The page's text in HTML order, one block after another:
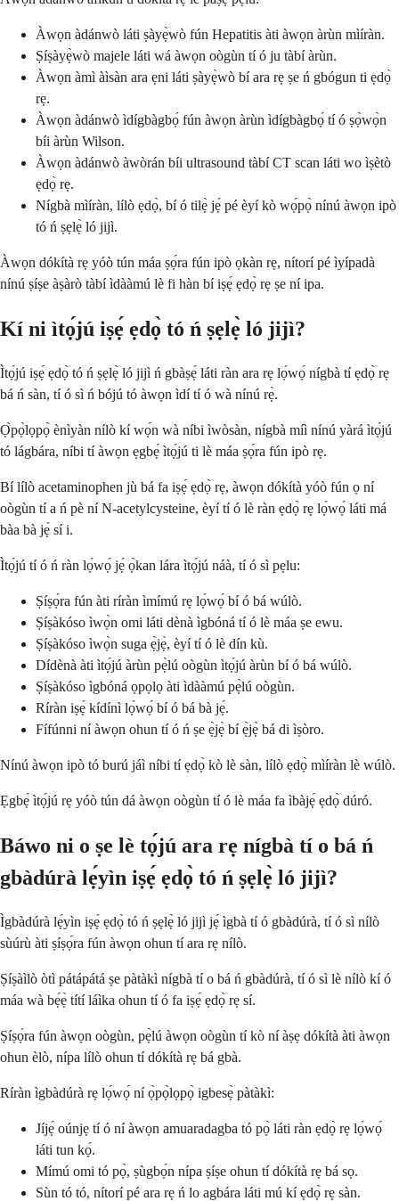
Àwọn àdánwò láti ṣàyẹ̀wò fún Hepatitis àti àwọn àrùn mìíràn.
Ṣíṣàyẹ̀wò majele láti wá àwọn oògùn tí ó ju tàbí àrùn.
Àwọn àmì àìsàn ara ẹni láti ṣàyẹ̀wò bí ara rẹ ṣe ń gbógun ti ẹdọ̀
rẹ.
Àwọn àdánwò ìdígbàgbọ́ fún àwọn àrùn ìdígbàgbọ́ tí ó ṣọ̀wọ̀n
bíi àrùn Wilson.
Àwọn àdánwò àwòrán bíi ultrasound tàbí CT scan láti wo ìṣètò
ẹdọ̀ rẹ.
Nígbà mìíràn, lílò ẹdọ̀, bí ó tilẹ̀ jẹ́ pé èyí kò wọ́pọ̀ nínú àwọn ipò
tó ń ṣẹlẹ̀ ló jijì.
Àwọn dókítà rẹ yóò tún máa ṣọ́ra fún ipò ọkàn rẹ, nítorí pé ìyípadà
nínú ṣíṣe àṣàrò tàbí ìdààmú lè fi hàn bí iṣẹ́ ẹdọ̀ rẹ ṣe ní ipa.
Kí ni ìtọ́jú iṣẹ́ ẹdọ̀ tó ń ṣẹlẹ̀ ló jijì?
Ìtọ́jú iṣẹ́ ẹdọ̀ tó ń ṣẹlẹ̀ ló jijì ń gbàṣẹ́ láti ràn ara rẹ lọ́wọ́ nígbà tí ẹdọ̀ rẹ
bá ń sàn, tí ó sì ń bójú tó àwọn ìdí tí ó wà nínú rẹ̀.
Ọ̀pọ̀lọpọ̀ ènìyàn nílò kí wọ́n wà níbi ìwòsàn, nígbà míì nínú yàrá ìtọ́jú
tó lágbára, níbi tí àwọn ẹgbẹ́ ìtọ́jú ti lè máa ṣọ́ra fún ipò rẹ.
Bí lílò acetaminophen jù bá fa iṣẹ́ ẹdọ̀ rẹ, àwọn dókítà yóò fún ọ ní
oògùn tí a ń pè ní N-acetylcysteine, èyí tí ó lè ràn ẹdọ̀ rẹ lọ́wọ́ láti má
bàa bà jẹ́ sí i.
Ìtọ́jú tí ó ń ràn lọ́wọ́ jẹ́ ọ̀kan lára ìtọ́jú náà, tí ó sì pẹlu:
Ṣíṣọ́ra fún àti ríràn ìmímú rẹ lọ́wọ́ bí ó bá wúlò.
Ṣíṣàkóso ìwọ̀n omi láti dènà ìgbóná tí ó lè máa ṣe ewu.
Ṣíṣàkóso ìwọ̀n suga ẹ̀jẹ̀, èyí tí ó lè dín kù.
Dídènà àti ìtọ́jú àrùn pẹ̀lú oògùn ìtọ́jú àrùn bí ó bá wúlò.
Ṣíṣàkóso ìgbóná ọpọlọ àti ìdààmú pẹ̀lú oògùn.
Ríràn iṣẹ́ kídínì lọ́wọ́ bí ó bá bà jẹ́.
Fífúnni ní àwọn ohun tí ó ń ṣe ẹ̀jẹ̀ bí ẹ̀jẹ̀ bá di ìṣòro.
Nínú àwọn ipò tó burú jáì níbi tí ẹdọ̀ kò lè sàn, lílò ẹdọ̀ mìíràn lè wúlò.
Ẹgbẹ́ ìtọ́jú rẹ yóò tún dá àwọn oògùn tí ó lè máa fa ìbàjẹ́ ẹdọ̀ dúró.
Báwo ni o ṣe lè tọ́jú ara rẹ nígbà tí o bá ń
gbàdúrà lẹ́yìn iṣẹ́ ẹdọ̀ tó ń ṣẹlẹ̀ ló jijì?
Ìgbàdúrà lẹ́yìn iṣẹ́ ẹdọ̀ tó ń ṣẹlẹ̀ ló jijì jẹ́ ìgbà tí ó gbàdúrà, tí ó sì nílò
sùúrù àti ṣíṣọ́ra fún àwọn ohun tí ara rẹ nílò.
Ṣíṣàìlò òtì pátápátá ṣe pàtàkì nígbà tí o bá ń gbàdúrà, tí ó sì lè nílò kí ó
máa wà bẹ́ẹ̀ títí láìka ohun tí ó fa iṣẹ́ ẹdọ̀ rẹ sí.
Ṣíṣọ́ra fún àwọn oògùn, pẹ̀lú àwọn oògùn tí kò ní àṣẹ dókítà àti àwọn
ohun èlò, nípa lílò ohun tí dókítà rẹ bá gbà.
Ríràn ìgbàdúrà rẹ lọ́wọ́ ní ọ̀pọ̀lọpọ̀ igbesẹ̀ pàtàkì:
Jíjẹ́ oúnjẹ tí ó ní àwọn amuaradagba tó pọ̀ láti ràn ẹdọ̀ rẹ lọ́wọ́
láti tun kọ́.
Mímú omi tó pọ̀, ṣùgbọ́n nípa ṣíṣe ohun tí dókítà rẹ bá sọ.
Sùn tó tó, nítorí pé ara rẹ ń lo agbára láti mú kí ẹdọ̀ rẹ sàn.